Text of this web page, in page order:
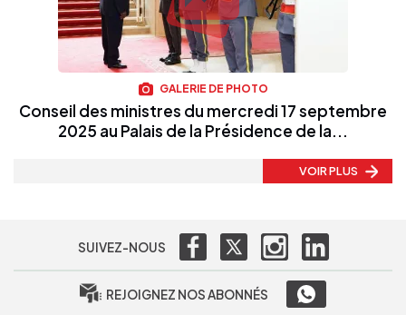
GALERIE DE PHOTO
Conseil des ministres du mercredi 17 septembre
2025 au Palais de la Présidence de la...
VOIR PLUS
SUIVEZ-NOUS
REJOIGNEZ NOS ABONNÉS